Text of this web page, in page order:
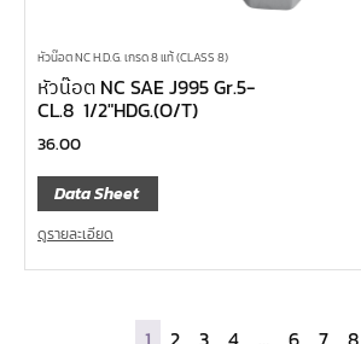
หัวน๊อต NC H.D.G. เกรด 8 แท้ (CLASS 8)
หัวน๊อต NC SAE J995 Gr.5-
CL.8 1/2″HDG.(O/T)
36.00
Data Sheet
ดูรายละเอียด